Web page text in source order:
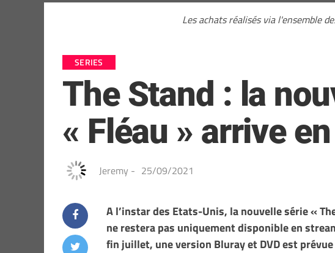
Les achats réalisés via l'ensemble
SERIES
The Stand : la
« Fléau » arrive
Jeremy - 25/09/2021
A l’instar des Etats-Unis, la nouvelle série «
ne restera pas uniquement disponible en
fin juillet, une version Bluray et DVD est